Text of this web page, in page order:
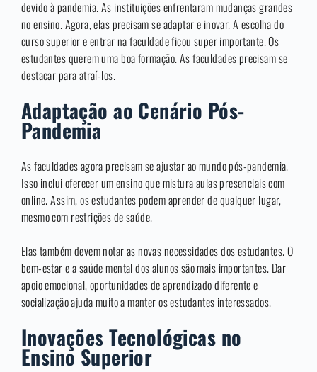
devido à pandemia. As instituições enfrentaram mudanças grandes
no ensino. Agora, elas precisam se adaptar e inovar. A escolha do
curso superior e entrar na faculdade ficou super importante. Os
estudantes querem uma boa formação. As faculdades precisam se
destacar para atraí-los.
Adaptação ao Cenário Pós-
Pandemia
As faculdades agora precisam se ajustar ao mundo pós-pandemia.
Isso inclui oferecer um ensino que mistura aulas presenciais com
online. Assim, os estudantes podem aprender de qualquer lugar,
mesmo com restrições de saúde.
Elas também devem notar as novas necessidades dos estudantes. O
bem-estar e a saúde mental dos alunos são mais importantes. Dar
apoio emocional, oportunidades de aprendizado diferente e
socialização ajuda muito a manter os estudantes interessados.
Inovações Tecnológicas no
Ensino Superior